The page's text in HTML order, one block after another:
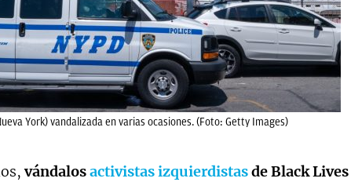
York) vandalizada en varias ocasiones. (Foto: Getty Images)
vándalosactivistas izquierdistasde Black Lives